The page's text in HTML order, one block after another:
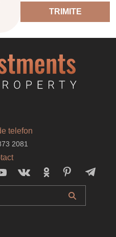
TRIMITE
telefon
2081